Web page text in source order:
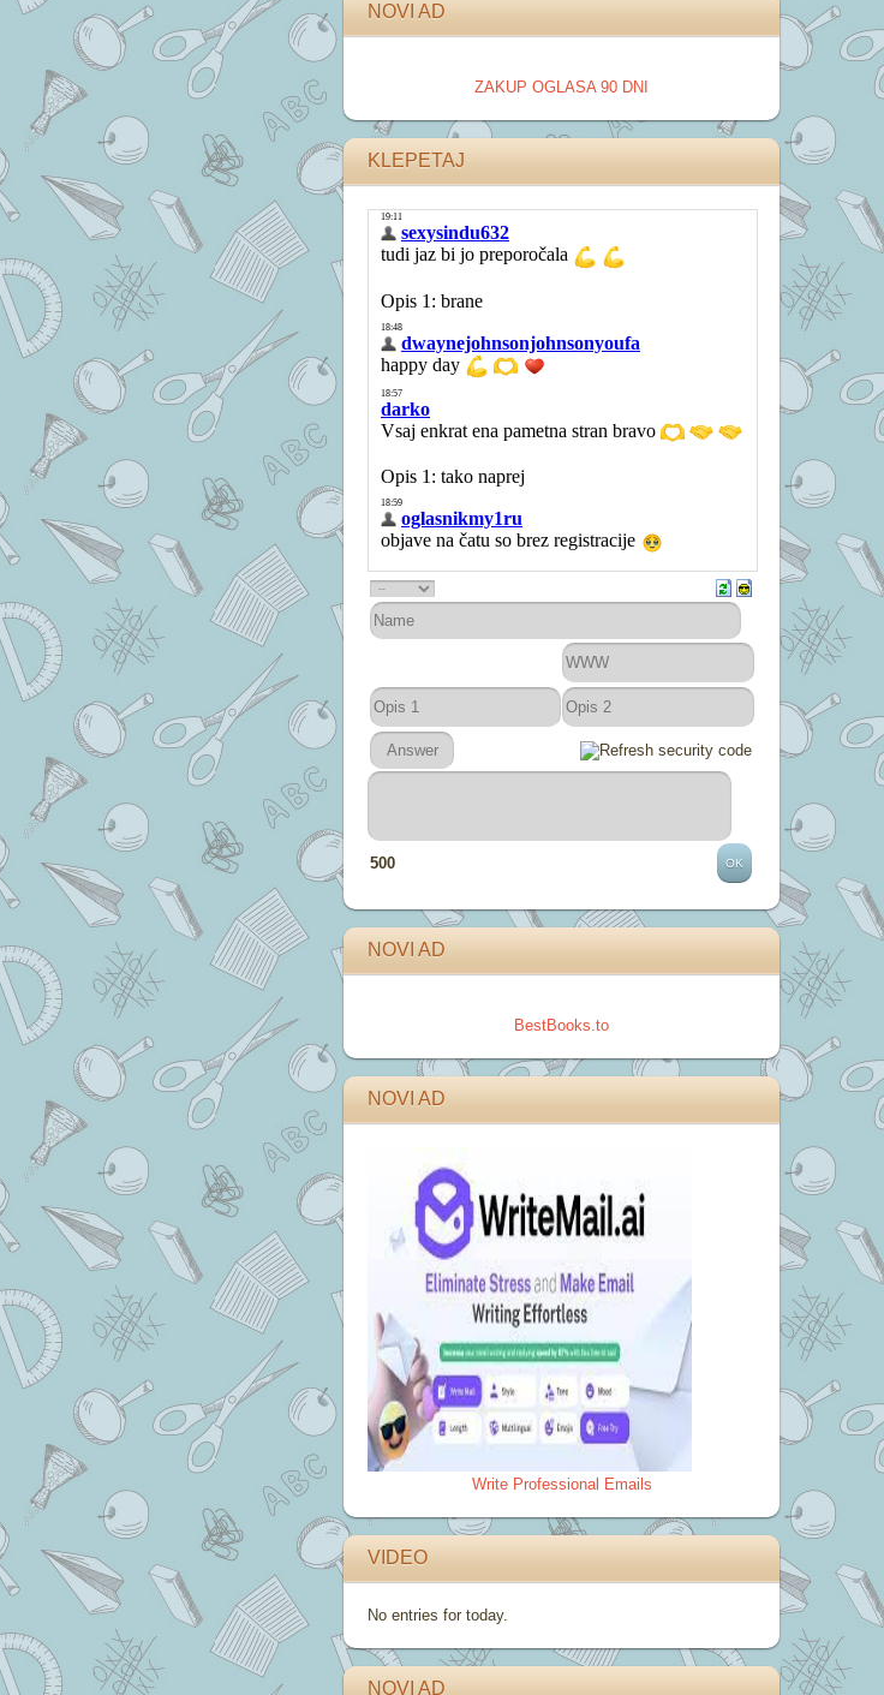
NOVI AD
ZAKUP OGLASA 90 DNI
KLEPETAJ
500
NOVI AD
BestBooks.to
NOVI AD
Write Professional Emails
VIDEO
No entries for today.
NOVI AD